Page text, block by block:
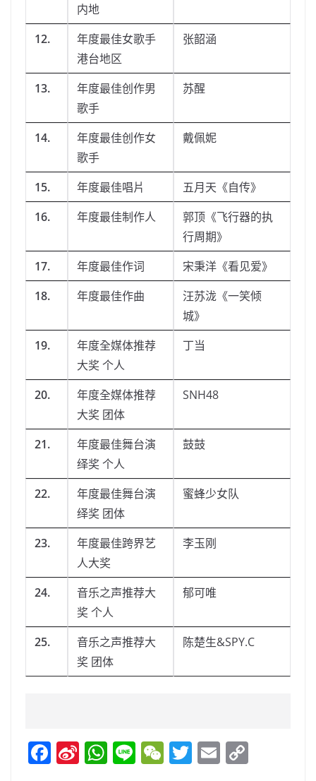
内地
12.
年度最佳女歌手
港台地区
张韶涵
13.
年度最佳创作男
歌手
苏醒
14.
年度最佳创作女
歌手
戴佩妮
15. 年度最佳唱片
五月天《自传》
16.
年度最佳制作人
郭顶《飞行器的执
行周期》
17.
年度最佳作词
宋秉洋《看见爱》
18.
年度最佳作曲
汪苏泷《一笑倾
城》
19.
年度全媒体推荐
大奖 个人
丁当
20.
年度全媒体推荐
大奖 团体
SNH48
21.
年度最佳舞台演
绎奖 个人
鼓鼓
22.
年度最佳舞台演
绎奖 团体
蜜蜂少女队
23.
年度最佳跨界艺
人大奖
李玉刚
24.
音乐之声推荐大
奖 个人
郁可唯
25.
音乐之声推荐大
奖 团体
陈楚生&SPY.C
F Si W Li W T E